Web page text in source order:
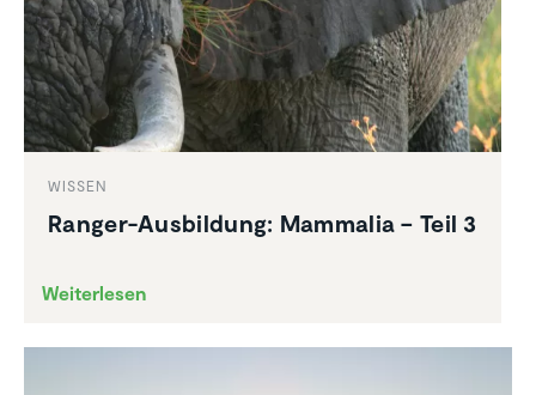
WISSEN
Ranger-Ausbil­dung: Mammalia – Teil 3
Weiterlesen